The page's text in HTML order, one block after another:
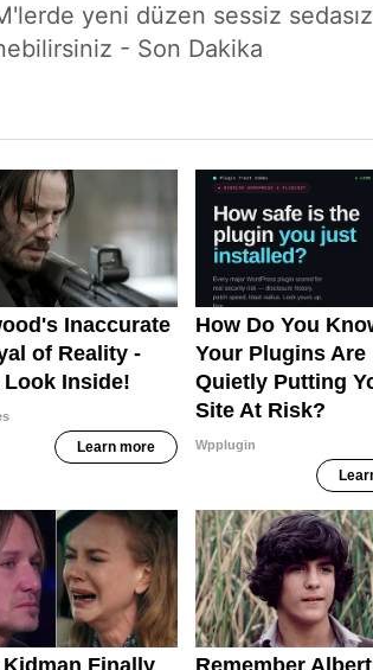
yeni düzen sessiz sedasız
- Son Dakika